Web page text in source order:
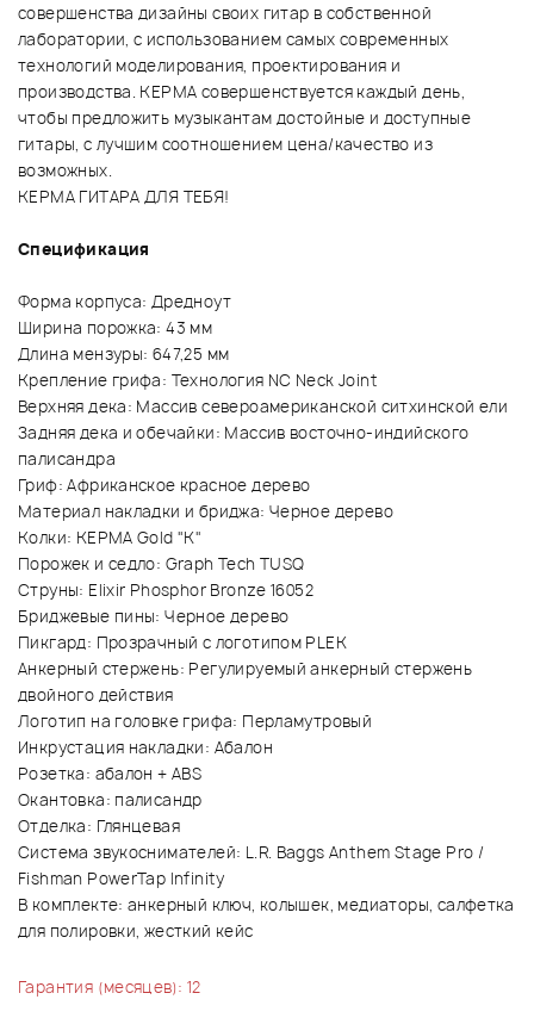
совершенства дизайны своих гитар в собственной
лаборатории, с использованием самых современных
технологий моделирования, проектирования и
производства. KEPMA совершенствуется каждый день,
чтобы предложить музыкантам достойные и доступные
гитары, с лучшим соотношением цена/качество из
возможных.
KEPMA ГИТАРА ДЛЯ ТЕБЯ!
Спецификация
Форма корпуса: Дредноут
Ширина порожка: 43 мм
Длина мензуры: 647,25 мм
Крепление грифа: Технология NC Neck Joint
Верхняя дека: Массив североамериканской ситхинской ели
Задняя дека и обечайки: Массив восточно-индийского
палисандра
Гриф: Африканское красное дерево
Материал накладки и бриджа: Черное дерево
Колки: KEPMA Gold "K"
Порожек и седло: Graph Tech TUSQ
Струны: Elixir Phosphor Bronze 16052
Бриджевые пины: Черное дерево
Пикгард: Прозрачный с логотипом PLEK
Анкерный стержень: Регулируемый анкерный стержень
двойного действия
Логотип на головке грифа: Перламутровый
Инкрустация накладки: Абалон
Розетка: абалон + ABS
Окантовка: палисандр
Отделка: Глянцевая
Система звукоснимателей: L.R. Baggs Anthem Stage Pro /
Fishman PowerTap Infinity
В комплекте: анкерный ключ, колышек, медиаторы, салфетка
для полировки, жесткий кейс
Гарантия (месяцев): 12